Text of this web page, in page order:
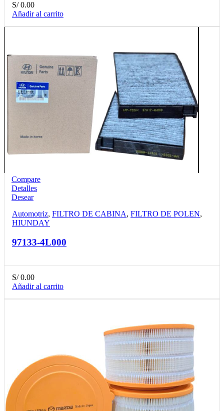
S/0.00
Añadir al carrito
Compare
Detalles
Desear
Automotriz, FILTRO DE CABINA, FILTRO DE POLEN,
HIUNDAY
97133-4L000
S/0.00
Añadir al carrito